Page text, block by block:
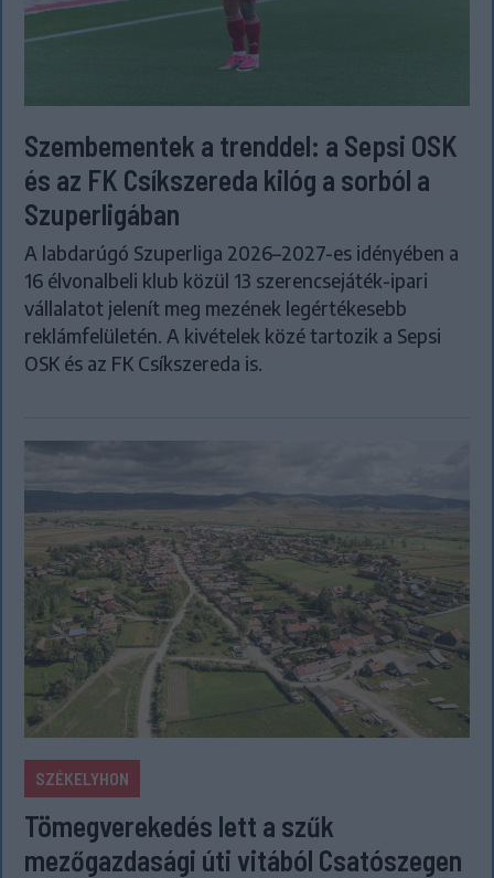
Szembementek a trenddel: a Sepsi OSK
és az FK Csíkszereda kilóg a sorból a
Szuperligában
A labdarúgó Szuperliga 2026–2027-es idényében a
16 élvonalbeli klub közül 13 szerencsejáték-ipari
vállalatot jelenít meg mezének legértékesebb
reklámfelületén. A kivételek közé tartozik a Sepsi
OSK és az FK Csíkszereda is.
SZÉKELYHON
Tömegverekedés lett a szűk
mezőgazdasági úti vitából Csatószegen